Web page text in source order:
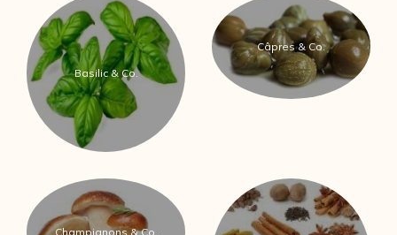
Basilic & Co.
Câpres & Co.
Champignons & Co.